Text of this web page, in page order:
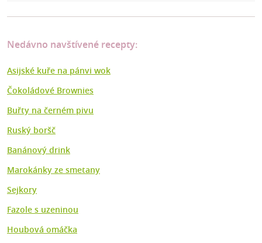
Nedávno navštívené recepty:
Asijské kuře na pánvi wok
Čokoládové Brownies
Buřty na černém pivu
Ruský boršč
Banánový drink
Marokánky ze smetany
Sejkory
Fazole s uzeninou
Houbová omáčka